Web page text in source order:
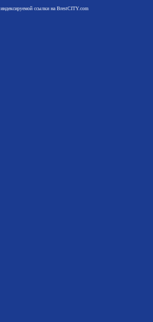
ссылки на BrestCITY.com